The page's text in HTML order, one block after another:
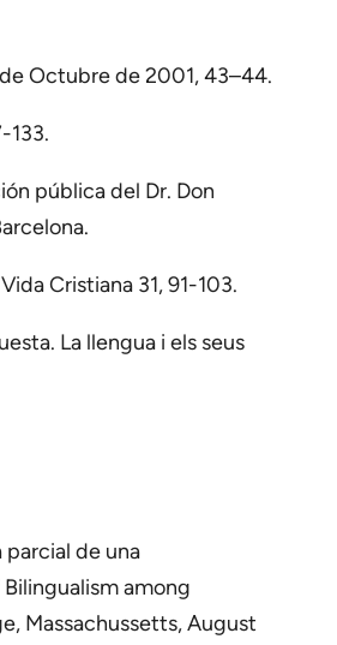
Octubre de 2001, 43–44.
133.
pública del Dr. Don
Cristiana 31, 91-103.
La llengua i els seus
parcial de una
among
Massachussetts, August